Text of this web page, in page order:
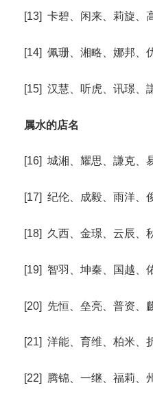
[13] 卡碧、闲来、莉旋、
[14] 佩珊、湘略、娜邦、
[15] 汉慧、听虎、讯璟、
属水的店名
[16] 城湘、耀思、謙克、
[17] 纪伦、成毅、雨洋、
[18] 久西、金璟、云辰、
[19] 智羽、坤秦、国越、
[20] 先恒、垒亮、普资、
[21] 洋能、育维、柏米、
[22] 腾锦、一继、福莉、